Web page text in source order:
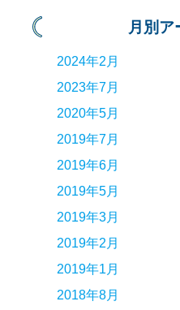
月別ア
2024年2月
2023年7月
2020年5月
2019年7月
2019年6月
2019年5月
2019年3月
2019年2月
2019年1月
2018年8月